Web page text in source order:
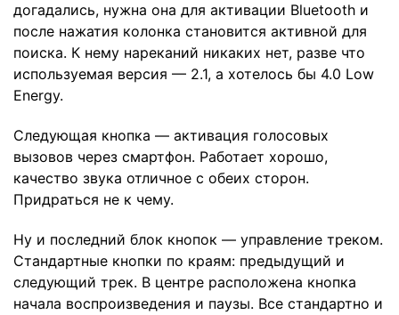
догадались, нужна она для активации Bluetooth и
после нажатия колонка становится активной для
поиска. К нему нареканий никаких нет, разве что
используемая версия — 2.1, а хотелось бы 4.0 Low
Energy.
Следующая кнопка — активация голосовых
вызовов через смартфон. Работает хорошо,
качество звука отличное с обеих сторон.
Придраться не к чему.
Ну и последний блок кнопок — управление треком.
Стандартные кнопки по краям: предыдущий и
следующий трек. В центре расположена кнопка
начала воспроизведения и паузы. Все стандартно и